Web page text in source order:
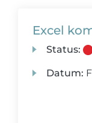
Excel
Status:
Datum: